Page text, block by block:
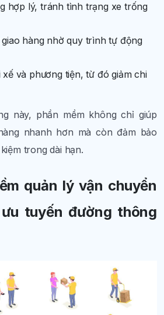
hợp lý, tránh tình trạng xe trống
giao hàng nhờ quy trình tự động
xế và phương tiện, từ đó giảm chi
này, phần mềm không chỉ giúp
nhanh hơn mà còn đảm bảo
trong dài hạn.
quản lý vận chuyển
tuyến đường thông